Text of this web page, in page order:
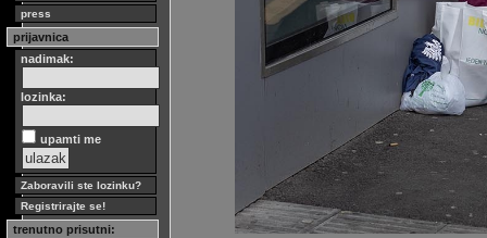
press
prijavnica
nadimak:
lozinka:
upamti me
Zaboravili ste lozinku?
Registrirajte se!
trenutno prisutni: